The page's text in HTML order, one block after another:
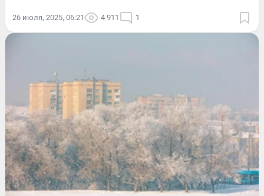
26 июля, 2025, 06:21 4 911 1